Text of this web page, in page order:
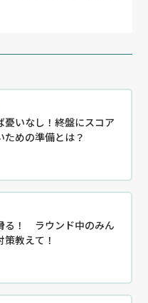
憂いなし！終盤にスコア
ための準備とは？
る！ ラウンド中のみん
教えて！